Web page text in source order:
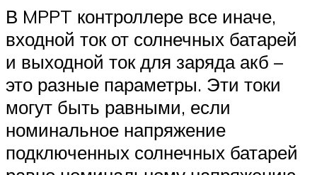
В MPPT контроллере все иначе,
входной ток от солнечных батарей
и выходной ток для заряда акб –
это разные параметры. Эти токи
могут быть равными, если
номинальное напряжение
подключенных солнечных батарей